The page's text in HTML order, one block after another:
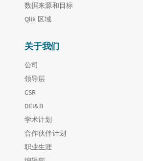
数据来源和目标
Qlik 区域
关于我们
公司
领导层
CSR
DEI&B
学术计划
合作伙伴计划
职业生涯